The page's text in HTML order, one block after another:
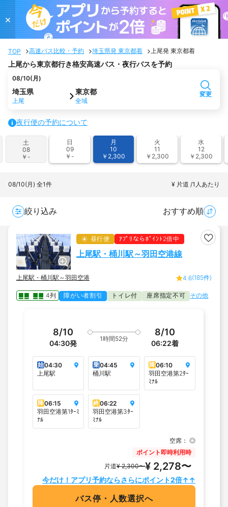
×
TOP 高速バス比較・予約 埼玉県発 東京都着 上尾発 東京都着
上尾から東京都行き格安高速バス・夜行バスを予約
08/10(月)
埼玉県
上尾
東京都
全域
変更
夜行便の予約について
土
08
￥-
日
09
￥-
月
10
￥2,300
火
11
￥2,300
水
12
￥2,300
08/10(月) 全1件 ¥ 片道 /1人あたり
絞り込み おすすめ順
昼行便 ｱﾌﾟﾘならﾎﾟｲﾝﾄ2倍中
上尾駅・桶川駅～羽田空港線
上尾駅・桶川駅～羽田空港 4.6(185件)
4列 障がい者割引 トイレ付 座席指定不可 その他
8/10
04:30発
1時間52分
8/10
06:22着
始04:30
上尾駅
乗04:45
桶川駅
降06:10
羽田空港第2ﾀｰ
ﾐﾅﾙ
降06:15
羽田空港第1ﾀｰﾐ
ﾅﾙ
終06:22
羽田空港第3ﾀｰ
ﾐﾅﾙ
空席： ◎
ポイント即時利用時
片道¥ 2,300〜¥ 2,278〜
今だけ！アプリ予約ならさらにポイント2倍↑↑
バス停・人数選択へ